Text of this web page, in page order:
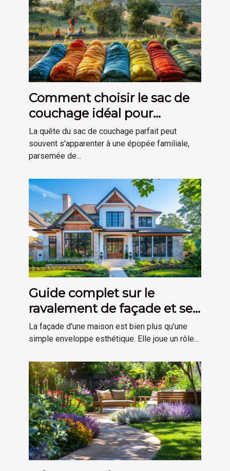
Comment choisir le sac de
couchage idéal pour
chaque membre de la
famille
La quête du sac de couchage parfait peut
souvent s'apparenter à une épopée familiale,
parsemée de...
Guide complet sur le
ravalement de façade et ses
avantages
La façade d'une maison est bien plus qu'une
simple enveloppe esthétique. Elle joue un rôle...